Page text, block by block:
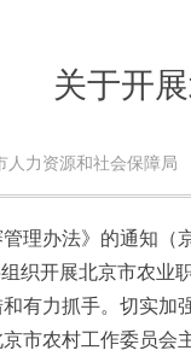
关于开
力资源和社会保障局
理办法》的通知（
织开展北京市农
有力抓手。切实
市农村工作委员会